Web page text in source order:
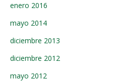
enero 2016
mayo 2014
diciembre 2013
diciembre 2012
mayo 2012